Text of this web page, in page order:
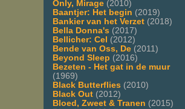
Only, Mirage (2010)
Baantjer: Het begin (2019)
Bankier van het Verzet (2018)
Bella Donna's (2017)
Bellicher: Cel (2012)
Bende van Oss, De (2011)
Beyond Sleep (2016)
Bezeten - Het gat in de muur
(1969)
Black Butterflies (2010)
Black Out (2012)
Bloed, Zweet & Tranen (2015)